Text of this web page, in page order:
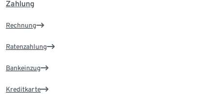
Zahlung
Rechnung
Ratenzahlung
Bankeinzug
Kreditkarte